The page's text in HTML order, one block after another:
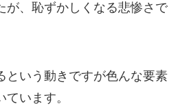
が、恥ずかしくなる悲惨さで
という動きですが色んな要素
います。